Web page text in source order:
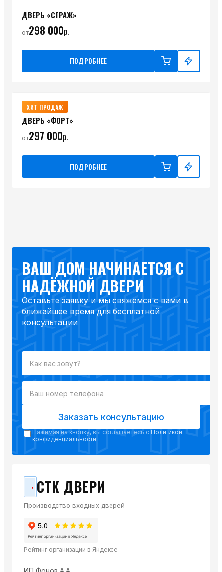
ДВЕРЬ «СТРАЖ»
от298 000р.
ПОДРОБНЕЕ
ХИТ ПРОДАЖ
ДВЕРЬ «ФОРТ»
от297 000р.
ПОДРОБНЕЕ
ВАШ ДОМ НАЧИНАЕТСЯ С
НАДЁЖНОЙ ДВЕРИ
Оставьте заявку и мы свяжемся с вами в
ближайшее время для бесплатной
консультации
Заказать консультацию
Нажимая на кнопку, вы соглашаетесь с Политикой
конфиденциальности.
СТК ДВЕРИ
Производство входных дверей
Рейтинг организации в Яндексе
ИП Фонов А.А.